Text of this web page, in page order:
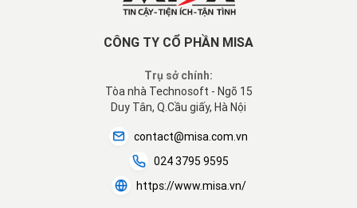
CÔNG TY CỔ PHẦN MISA
Trụ sở chính:
Tòa nhà Technosoft - Ngõ 15
Duy Tân, Q.Cầu giấy, Hà Nội
contact@misa.com.vn
024 3795 9595
https://www.misa.vn/